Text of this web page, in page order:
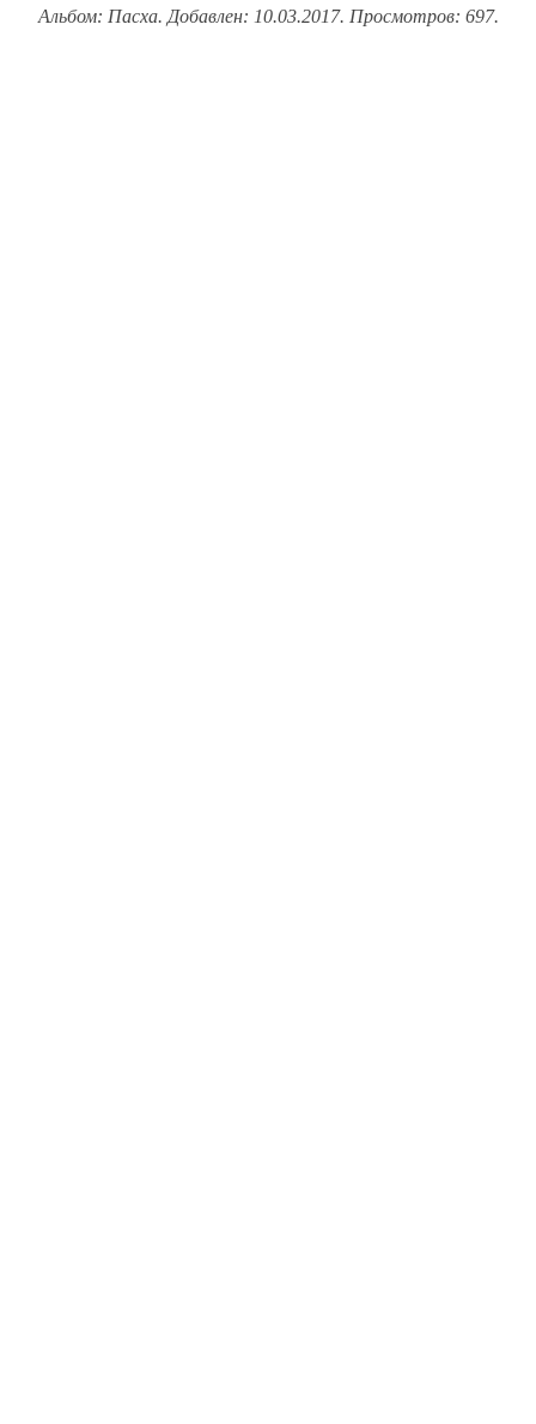
Альбом: Пасха. Добавлен: 10.03.2017. Просмотров: 697.